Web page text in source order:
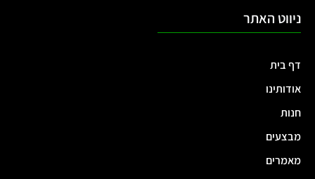
ניווט האתר
דף בית
אודותינו
חנות
מבצעים
מאמרים